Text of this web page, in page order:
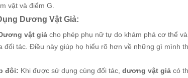
vật và điểm G.
Dương Vật Giả:
vật giả cho phép phụ nữ tự do khám phá cơ thể
đối tác. Điều này giúp họ hiểu rõ hơn về những gì mình
đôi: Khi được sử dụng cùng đối tác, dương vật giả có